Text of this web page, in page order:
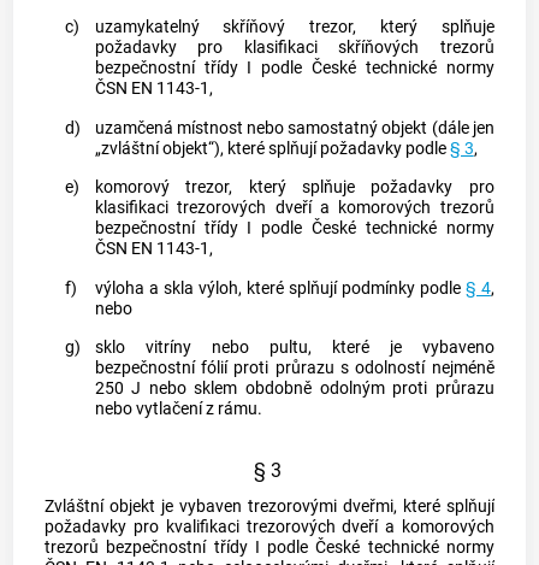
c)
uzamykatelný skříňový trezor, který splňuje
požadavky pro klasifikaci skříňových trezorů
bezpečnostní třídy I podle České technické normy
ČSN EN 1143-1,
d)
uzamčená místnost nebo samostatný objekt (dále jen
„zvláštní objekt“), které splňují požadavky podle§ 3,
e)
komorový trezor, který splňuje požadavky pro
klasifikaci trezorových dveří a komorových trezorů
bezpečnostní třídy I podle České technické normy
ČSN EN 1143-1,
f)
výloha a skla výloh, které splňují podmínky podle § 4,
nebo
g)
sklo vitríny nebo pultu, které je vybaveno
bezpečnostní fólií proti průrazu s odolností nejméně
250 J nebo sklem obdobně odolným proti průrazu
nebo vytlačení z rámu.
§ 3
Zvláštní objekt je vybaven trezorovými dveřmi, které splňují
požadavky pro kvalifikaci trezorových dveří a komorových
trezorů bezpečnostní třídy I podle České technické normy